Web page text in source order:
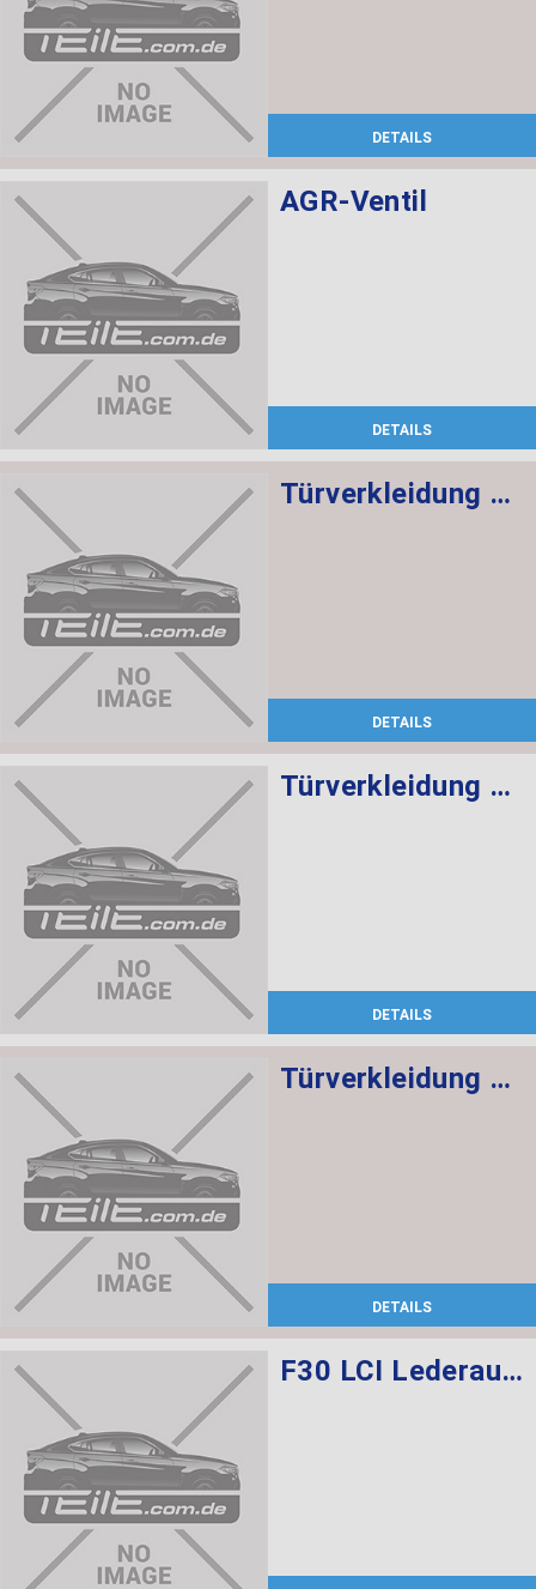
DETAILS
AGR-Ventil
DETAILS
Türverkleidung Leder hinten links SCHWARZ/ROT
DETAILS
Türverkleidung Leder vorne rechts SCHWARZ/ROT
DETAILS
Türverkleidung Leder vorn links SCHWARZ/ROT
DETAILS
F30 LCI Lederausstattung Dakota/ Schwarz, Elektrische Sportsitze mit memory vorne, Sitzheizung vorne + hinten